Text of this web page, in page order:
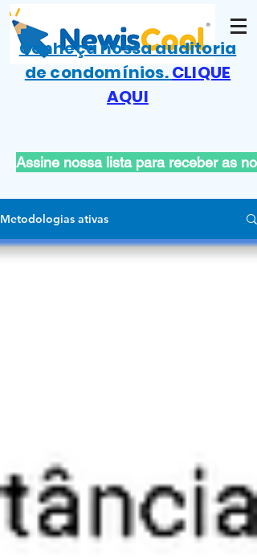
Conheça nossa auditoria
de condomínios.CLIQUE
AQUI
Assine nossa lista para receber as
Metodologias ativas